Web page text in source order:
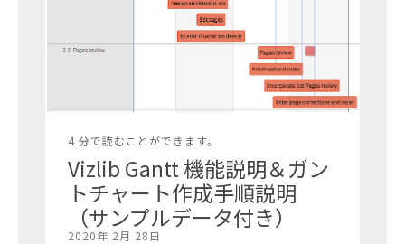
4 分で読むことができます。
Vizlib Gantt 機能説明＆ガン
トチャート作成手順説明
（サンプルデータ付き）
2020年 2月 28日